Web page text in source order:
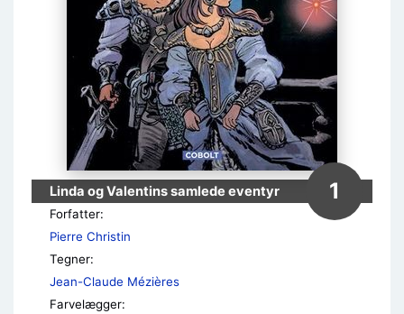
Linda og Valentins samlede eventyr 1
Forfatter:
Pierre Christin
Tegner:
Jean-Claude Mézières
Farvelægger: